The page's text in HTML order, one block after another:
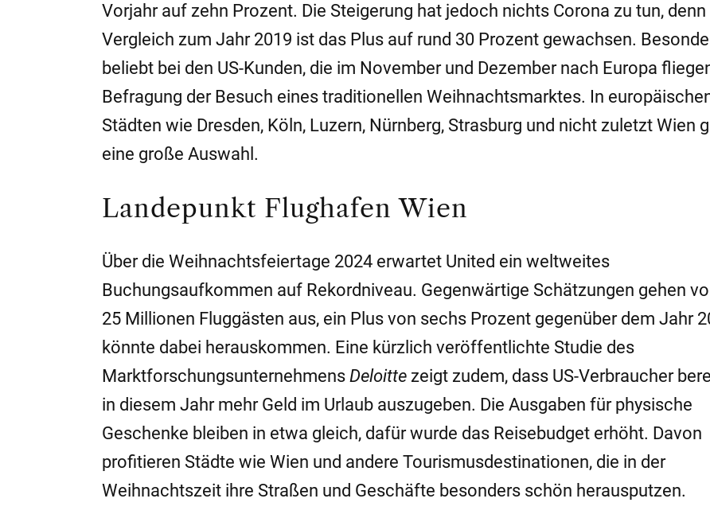
Vorjahr auf zehn Prozent. Die Steigerung hat jedoch nichts Corona zu tun, denn
Vergleich zum Jahr 2019 ist das Plus auf rund 30 Prozent gewachsen.
beliebt bei den US-Kunden, die im November und Dezember nach Europa
Befragung der Besuch eines traditionellen Weihnachtsmarktes. In
Städten wie Dresden, Köln, Luzern, Nürnberg, Strasburg und nicht zuletzt Wien
eine große Auswahl.
Landepunkt Flughafen Wien
Über die Weihnachtsfeiertage 2024 erwartet United ein weltweites
Buchungsaufkommen auf Rekordniveau. Gegenwärtige Schätzungen gehen
25 Millionen Fluggästen aus, ein Plus von sechs Prozent gegenüber dem Jahr
könnte dabei herauskommen. Eine kürzlich veröffentlichte Studie des
Marktforschungsunternehmens Deloitte zeigt zudem, dass US-Verbraucher
in diesem Jahr mehr Geld im Urlaub auszugeben. Die Ausgaben für physische
Geschenke bleiben in etwa gleich, dafür wurde das Reisebudget erhöht. Davon
profitieren Städte wie Wien und andere Tourismusdestinationen, die in der
Weihnachtszeit ihre Straßen und Geschäfte besonders schön herausputzen.